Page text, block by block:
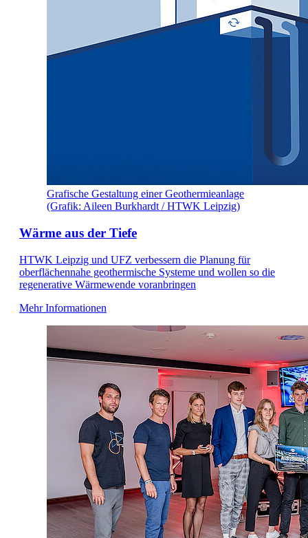
Grafische Gestaltung einer Geothermieanlage
(Grafik: Aileen Burkhardt / HTWK Leipzig)
Wärme aus der Tiefe
HTWK Leipzig und UFZ verbessern die Planung für
oberflächennahe geothermische Systeme und wollen so die
regenerative Wärmewende voranbringen
Mehr Informationen